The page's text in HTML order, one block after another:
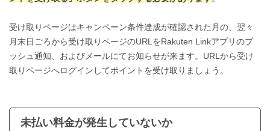
受け取りページはキャンペーン条件達成が確認された月の、翌々
月末日ごろから受け取りページのURLをRakuten Linkアプリのプ
ッシュ通知、およびメールにてお知らせが来ます。URLから受け
取りページへログインしてポイントを受け取りましょう。
未払い料金が発生していないか